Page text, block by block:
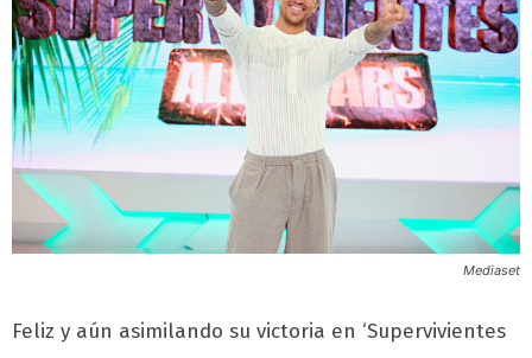
Mediaset
Feliz y aún asimilando su victoria en ‘Supervivientes